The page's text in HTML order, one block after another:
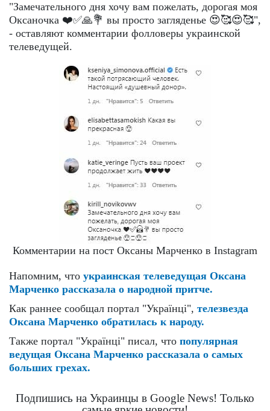
"Замечательного дня хочу вам пожелать, дорогая моя
Оксаночка ❤️✅🙏💐 вы просто загляденье 😍🥰😍🥰",
- оставляют комментарии фолловеры украинской
телеведущей.
Комментарии на пост Оксаны Марченко в Instagram
Напомним, что украинская телеведущая Оксана
Марченко рассказала о народной притче.
Как раннее сообщал портал "Українці", телезвезда
Оксана Марченко обратилась к народу.
Также портал "Українці" писал, что популярная
ведущая Оксана Марченко рассказала о самых
больших грехах.
Подпишись на Украинцы в Google News! Только